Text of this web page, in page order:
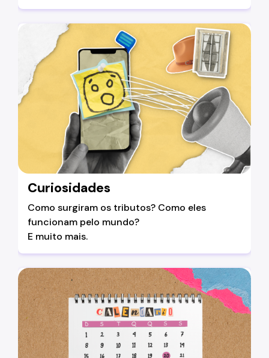
Curiosidades
Como surgiram os tributos? Como eles
funcionam pelo mundo?
E muito mais.